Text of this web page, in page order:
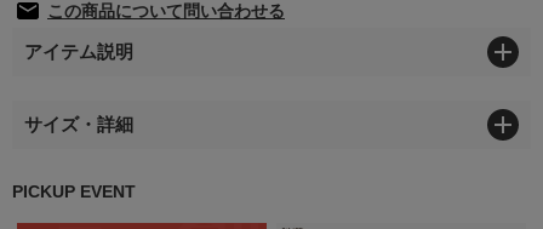
この商品について問い合わせる
アイテム説明
サイズ・詳細
PICKUP EVENT